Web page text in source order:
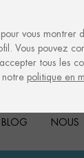
BLOG NOUS
vous montrer
Vous pouvez
tous les
notre politique en